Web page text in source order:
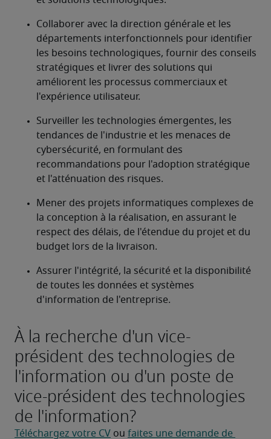
Collaborer avec la direction générale et les
départements interfonctionnels pour identifier
les besoins technologiques, fournir des conseils
stratégiques et livrer des solutions qui
améliorent les processus commerciaux et
l'expérience utilisateur.
Surveiller les technologies émergentes, les
tendances de l'industrie et les menaces de
cybersécurité, en formulant des
recommandations pour l'adoption stratégique
et l'atténuation des risques.
Mener des projets informatiques complexes de
la conception à la réalisation, en assurant le
respect des délais, de l'étendue du projet et du
budget lors de la livraison.
Assurer l'intégrité, la sécurité et la disponibilité
de toutes les données et systèmes
d'information de l'entreprise.
À la recherche d'un vice-
président des technologies de
l'information ou d'un poste de
vice-président des technologies
de l'information?
Téléchargez votre CV ou faites une demande de